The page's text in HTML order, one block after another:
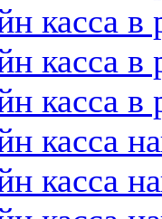
касса в
касса в
в
касса
касса